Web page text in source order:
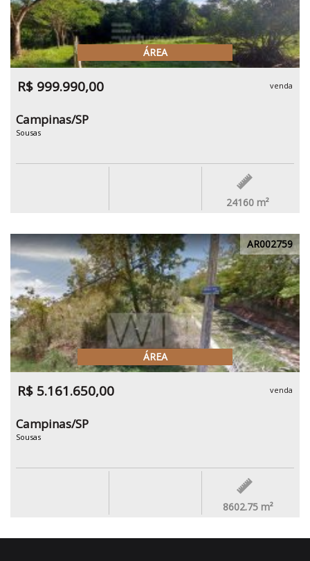
ÁREA
R$ 999.990,00 venda
Campinas/SP
Sousas
24160 m²
AR002759
ÁREA
R$ 5.161.650,00 venda
Campinas/SP
Sousas
8602.75 m²